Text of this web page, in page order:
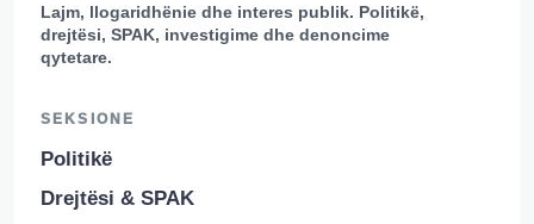
Lajm, llogaridhënie dhe interes publik. Politikë,
drejtësi, SPAK, investigime dhe denoncime
qytetare.
SEKSIONE
Politikë
Drejtësi & SPAK